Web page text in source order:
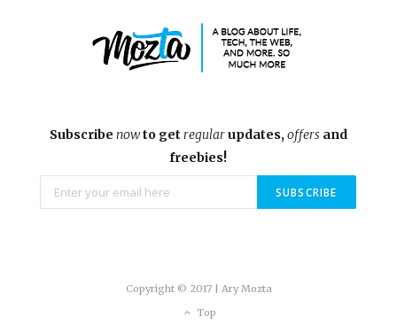
Subscribe nowto get regularupdates,offersand
freebies!
Copyright © 2017 | Ary Mozta
Top